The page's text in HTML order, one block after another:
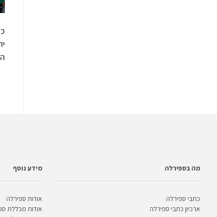
מידע נוסף
אודות ספירלה
אודות מכללת
מה בספירלה
כתבי ספירלה
ארכיון כתבי ספירלה